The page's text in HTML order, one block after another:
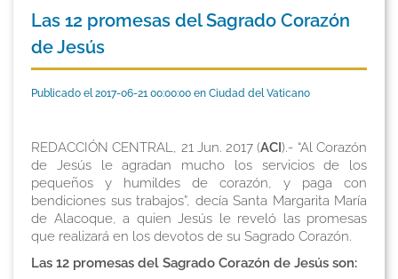
Las 12 promesas del Sagrado Corazón
de Jesús
Publicado el 2017-06-21 00:00:00 en Ciudad del Vaticano
REDACCIÓN CENTRAL, 21 Jun. 2017 (ACI).- “Al Corazón
de Jesús le agradan mucho los servicios de los
pequeños y humildes de corazón, y paga con
bendiciones sus trabajos”, decía Santa Margarita María
de Alacoque, a quien Jesús le reveló las promesas
que realizará en los devotos de su Sagrado Corazón.
Las 12 promesas del Sagrado Corazón de Jesús son: